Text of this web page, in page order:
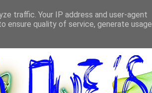
traffic. Your IP address and user-agent
ensure quality of service, generate usage